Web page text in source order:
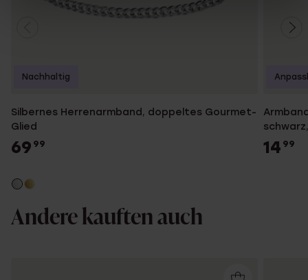
Silbernes Herrenarmband, doppeltes Gourmet-
Glied
69 99
Nachhaltig
14 99
Andere kauften auch